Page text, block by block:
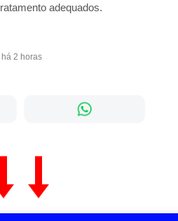
adequados.
2 horas